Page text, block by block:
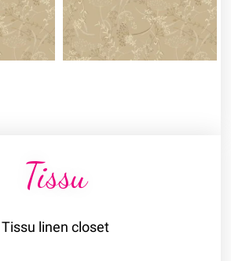
Tissu
Tissu linen closet